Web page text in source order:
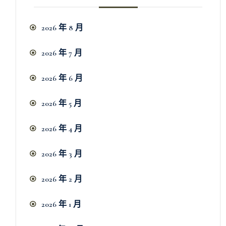
2026 年 8 月
2026 年 7 月
2026 年 6 月
2026 年 5 月
2026 年 4 月
2026 年 3 月
2026 年 2 月
2026 年 1 月